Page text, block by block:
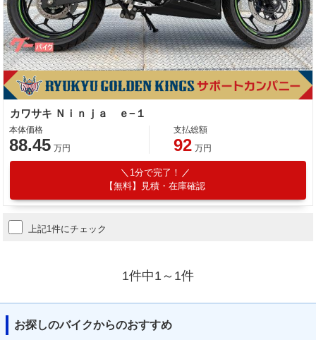
カワサキ Ｎｉｎｊａ ｅ−１
本体価格
88.45 万円
支払総額
92 万円
1分で完了！
【無料】見積・在庫確認
上記1件にチェック
1件中1～1件
お探しのバイクからのおすすめ